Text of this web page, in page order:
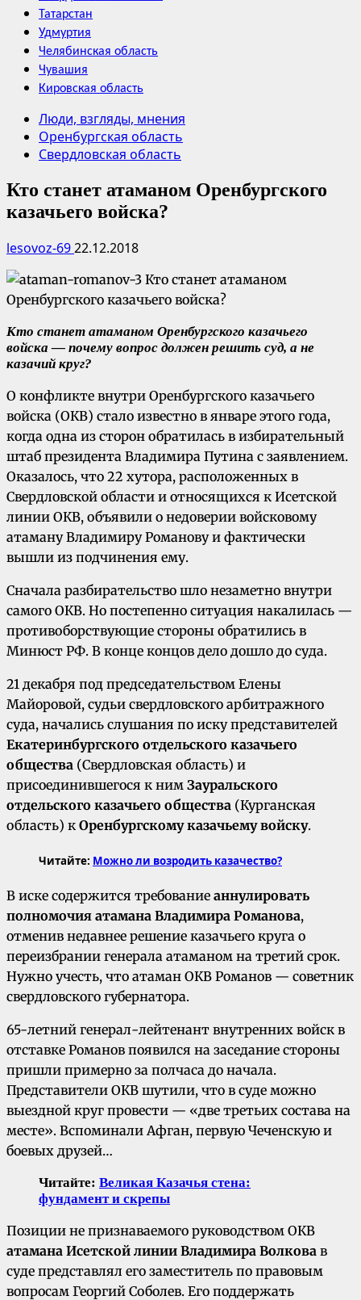
Татарстан
Удмуртия
Челябинская область
Чувашия
Кировская область
Люди, взгляды, мнения
Оренбургская область
Свердловская область
Кто станет атаманом Оренбургского
казачьего войска?
lesovoz-6922.12.2018
Кто станет атаманом Оренбургского казачьего
войска — почему вопрос должен решить суд, а не
казачий круг?
О конфликте внутри Оренбургского казачьего
войска (ОКВ) стало известно в январе этого года,
когда одна из сторон обратилась в избирательный
штаб президента Владимира Путина с заявлением.
Оказалось, что 22 хутора, расположенных в
Свердловской области и относящихся к Исетской
линии ОКВ, объявили о недоверии войсковому
атаману Владимиру Романову и фактически
вышли из подчинения ему.
Сначала разбирательство шло незаметно внутри
самого ОКВ. Но постепенно ситуация накалилась —
противоборствующие стороны обратились в
Минюст РФ. В конце концов дело дошло до суда.
21 декабря под председательством Елены
Майоровой, судьи свердловского арбитражного
суда, начались слушания по иску представителей
Екатеринбургского отдельского казачьего
общества (Свердловская область) и
присоединившегося к ним Зауральского
отдельского казачьего общества (Курганская
область) к Оренбургскому казачьему войску.
Читайте: Можно ли возродить казачество?
В иске содержится требование аннулировать
полномочия атамана Владимира Романова,
отменив недавнее решение казачьего круга о
переизбрании генерала атаманом на третий срок.
Нужно учесть, что атаман ОКВ Романов — советник
свердловского губернатора.
65-летний генерал-лейтенант внутренних войск в
отставке Романов появился на заседание стороны
пришли примерно за полчаса до начала.
Представители ОКВ шутили, что в суде можно
выездной круг провести — «две третьих состава на
месте». Вспоминали Афган, первую Чеченскую и
боевых друзей…
Читайте: Великая Казачья стена:
фундамент и скрепы
Позиции не признаваемого руководством ОКВ
атамана Исетской линии Владимира Волкова в
суде представлял его заместитель по правовым
вопросам Георгий Соболев. Его поддержать